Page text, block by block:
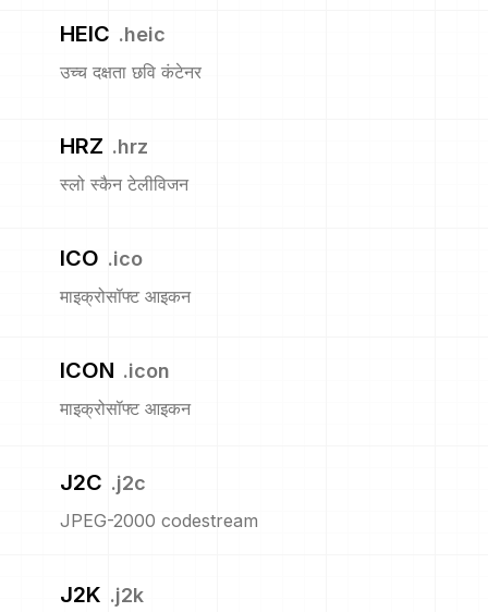
HEIC .heic
उच्च दक्षता छवि कंटेनर
HRZ .hrz
स्लो स्कैन टेलीविजन
ICO .ico
माइक्रोसॉफ्ट आइकन
ICON .icon
माइक्रोसॉफ्ट आइकन
J2C .j2c
JPEG-2000 codestream
J2K .j2k